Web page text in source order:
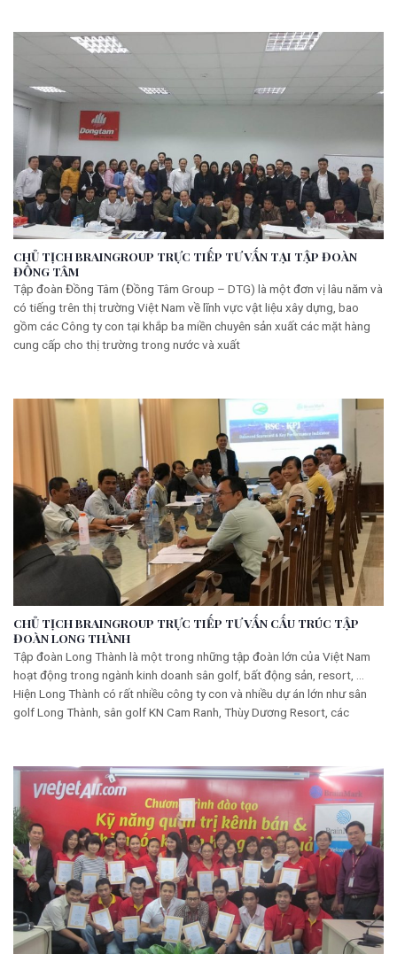
CHỦ TỊCH BRAINGROUP TRỰC TIẾP TƯ VẤN TẠI TẬP ĐOÀN
ĐỒNG TÂM
Tập đoàn Đồng Tâm (Đồng Tâm Group – DTG) là một đơn vị lâu năm và
có tiếng trên thị trường Việt Nam về lĩnh vực vật liệu xây dựng, bao
gồm các Công ty con tại khắp ba miền chuyên sản xuất các mặt hàng
cung cấp cho thị trường trong nước và xuất
CHỦ TỊCH BRAINGROUP TRỰC TIẾP TƯ VẤN CẤU TRÚC TẬP
ĐOÀN LONG THÀNH
Tập đoàn Long Thành là một trong những tập đoàn lớn của Việt Nam
hoạt động trong ngành kinh doanh sân golf, bất động sản, resort, …
Hiện Long Thành có rất nhiều công ty con và nhiều dự án lớn như sân
golf Long Thành, sân golf KN Cam Ranh, Thùy Dương Resort, các